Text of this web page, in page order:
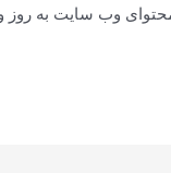
وب سایت به روز